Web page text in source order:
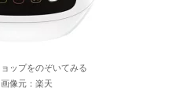
ップをのぞいてみる
像元：楽天